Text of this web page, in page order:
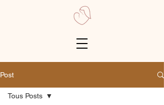
Post
Tous Posts